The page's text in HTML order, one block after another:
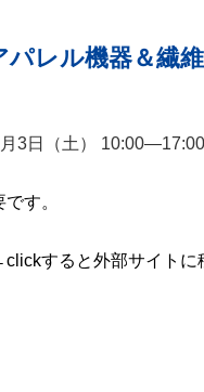
レル機器＆繊
3日（土） 10:00―17:00
す。
すると外部サイトに